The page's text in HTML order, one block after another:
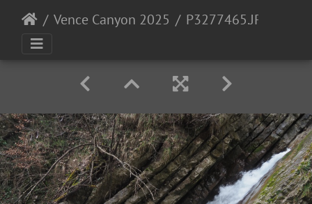
Vence Canyon 2025 P3277465.JPG